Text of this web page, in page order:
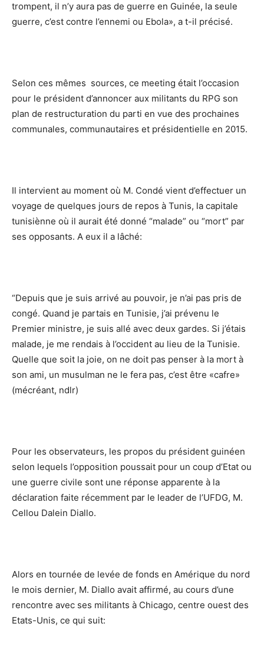
trompent, il n’y aura pas de guerre en Guinée, la seule
guerre, c’est contre l’ennemi ou Ebola», a t-il précisé.
Selon ces mêmes sources, ce meeting était l’occasion
pour le président d’annoncer aux militants du RPG son
plan de restructuration du parti en vue des prochaines
communales, communautaires et présidentielle en 2015.
Il intervient au moment où M. Condé vient d’effectuer un
voyage de quelques jours de repos à Tunis, la capitale
tunisiènne où il aurait été donné “malade” ou “mort” par
ses opposants. A eux il a lâché:
“Depuis que je suis arrivé au pouvoir, je n’ai pas pris de
congé. Quand je partais en Tunisie, j’ai prévenu le
Premier ministre, je suis allé avec deux gardes. Si j’étais
malade, je me rendais à l’occident au lieu de la Tunisie.
Quelle que soit la joie, on ne doit pas penser à la mort à
son ami, un musulman ne le fera pas, c’est être «cafre»
(mécréant, ndlr)
Pour les observateurs, les propos du président guinéen
selon lequels l’opposition poussait pour un coup d’Etat ou
une guerre civile sont une réponse apparente à la
déclaration faite récemment par le leader de l’UFDG, M.
Cellou Dalein Diallo.
Alors en tournée de levée de fonds en Amérique du nord
le mois dernier, M. Diallo avait affirmé, au cours d’une
rencontre avec ses militants à Chicago, centre ouest des
Etats-Unis, ce qui suit: